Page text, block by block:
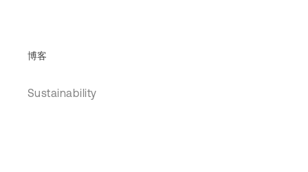
博客
Sustainability